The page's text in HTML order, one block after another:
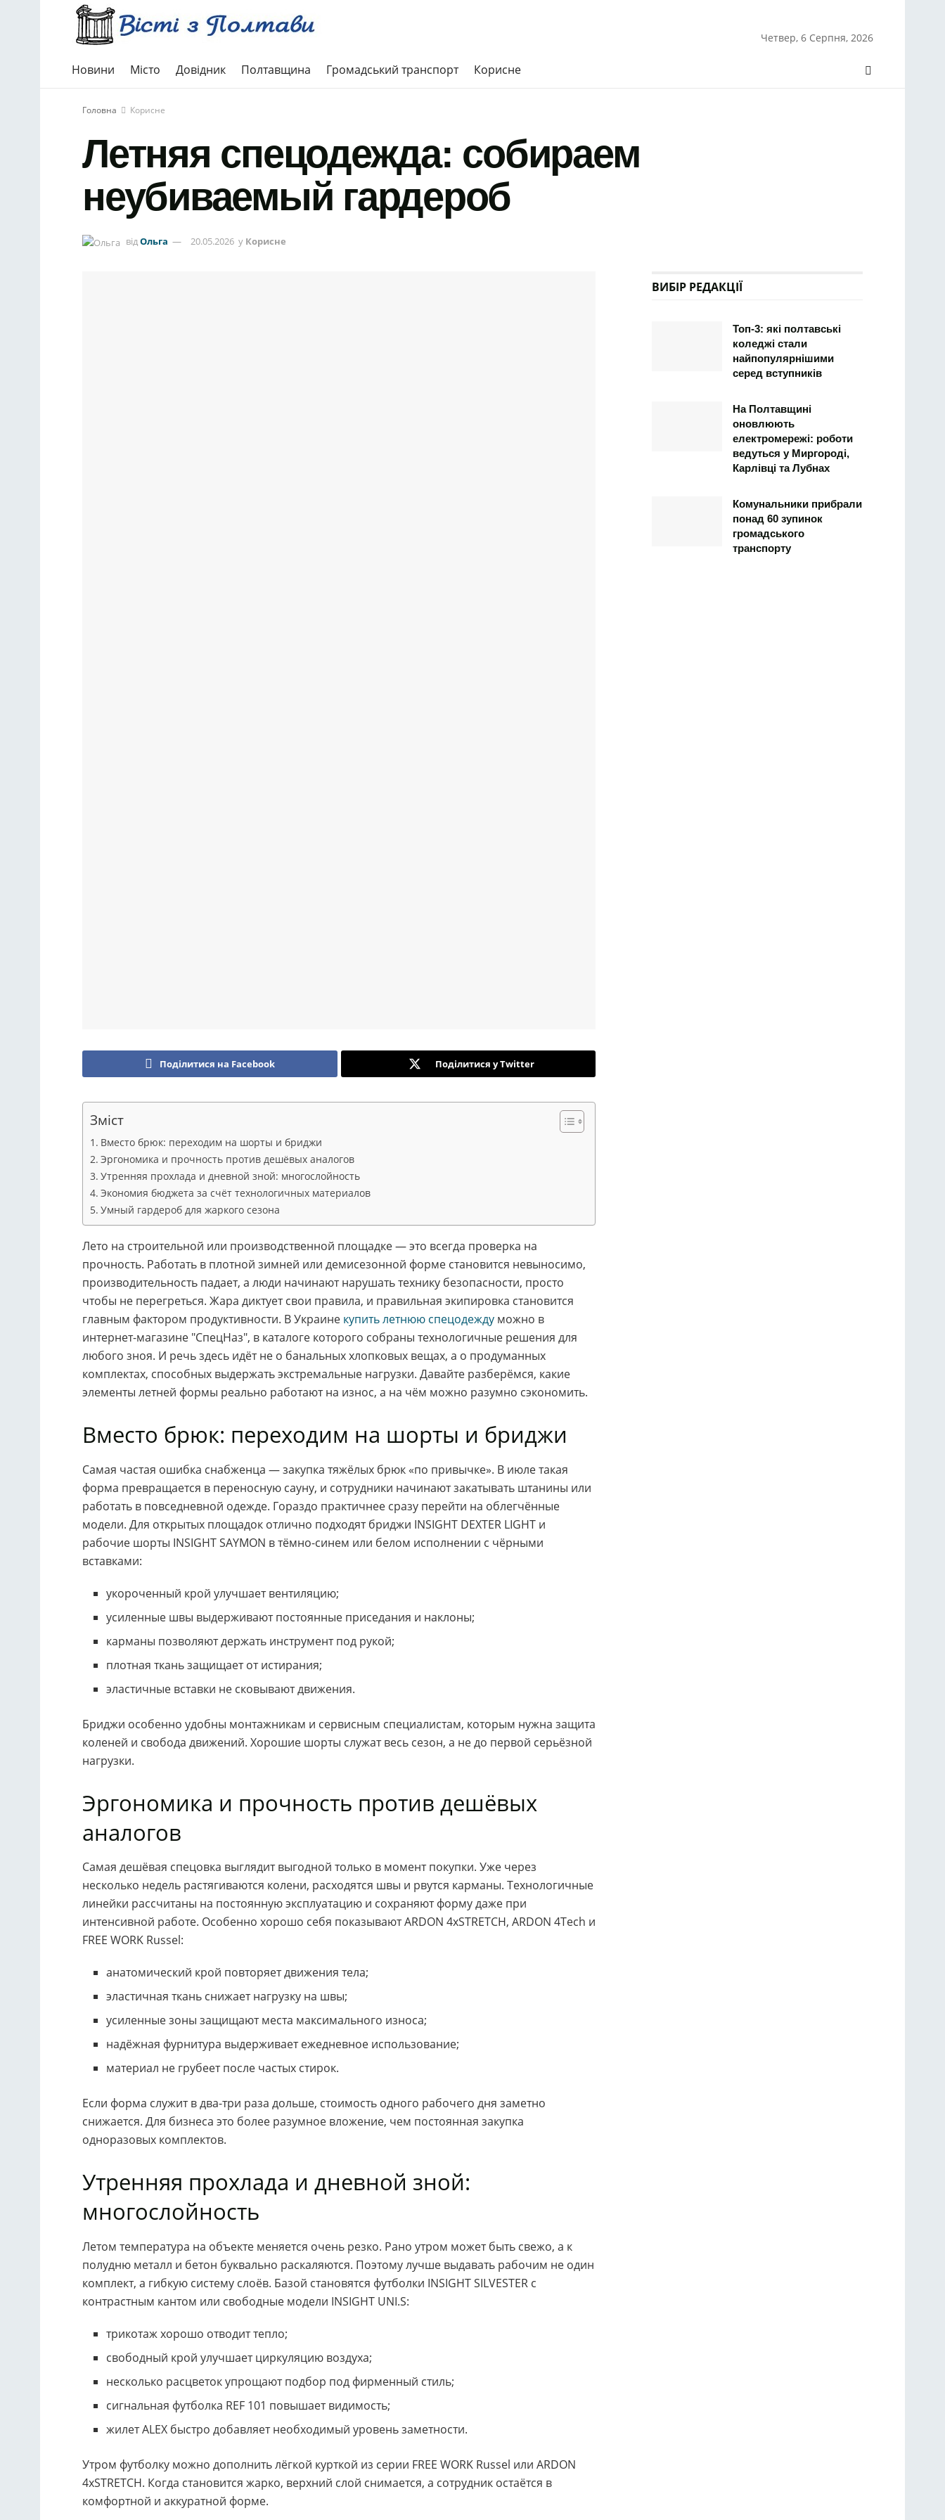
Четвер, 6 Серпня, 2026
Новини Місто Довідник Полтавщина Громадський транспорт Корисне
Головна Корисне
Летняя спецодежда: собираем
неубиваемый гардероб
відОльга 20.05.2026 у Корисне
Поділитися на Facebook Поділитися у Twitter
Зміст
Вместо брюк: переходим на шорты и бриджи
Эргономика и прочность против дешёвых аналогов
Утренняя прохлада и дневной зной: многослойность
Экономия бюджета за счёт технологичных материалов
Умный гардероб для жаркого сезона
Лето на строительной или производственной площадке — это всегда проверка на
прочность. Работать в плотной зимней или демисезонной форме становится невыносимо,
производительность падает, а люди начинают нарушать технику безопасности, просто
чтобы не перегреться. Жара диктует свои правила, и правильная экипировка становится
главным фактором продуктивности. В Украине купить летнюю спецодежду можно в
интернет-магазине "СпецНаз", в каталоге которого собраны технологичные решения для
любого зноя. И речь здесь идёт не о банальных хлопковых вещах, а о продуманных
комплектах, способных выдержать экстремальные нагрузки. Давайте разберёмся, какие
элементы летней формы реально работают на износ, а на чём можно разумно сэкономить.
Вместо брюк: переходим на шорты и бриджи
Самая частая ошибка снабженца — закупка тяжёлых брюк «по привычке». В июле такая
форма превращается в переносную сауну, и сотрудники начинают закатывать штанины или
работать в повседневной одежде. Гораздо практичнее сразу перейти на облегчённые
модели. Для открытых площадок отлично подходят бриджи INSIGHT DEXTER LIGHT и
рабочие шорты INSIGHT SAYMON в тёмно-синем или белом исполнении с чёрными
вставками:
укороченный крой улучшает вентиляцию;
усиленные швы выдерживают постоянные приседания и наклоны;
карманы позволяют держать инструмент под рукой;
плотная ткань защищает от истирания;
эластичные вставки не сковывают движения.
Бриджи особенно удобны монтажникам и сервисным специалистам, которым нужна защита
коленей и свобода движений. Хорошие шорты служат весь сезон, а не до первой серьёзной
нагрузки.
Эргономика и прочность против дешёвых
аналогов
Самая дешёвая спецовка выглядит выгодной только в момент покупки. Уже через
несколько недель растягиваются колени, расходятся швы и рвутся карманы. Технологичные
линейки рассчитаны на постоянную эксплуатацию и сохраняют форму даже при
интенсивной работе. Особенно хорошо себя показывают ARDON 4xSTRETCH, ARDON 4Tech и
FREE WORK Russel:
анатомический крой повторяет движения тела;
эластичная ткань снижает нагрузку на швы;
усиленные зоны защищают места максимального износа;
надёжная фурнитура выдерживает ежедневное использование;
материал не грубеет после частых стирок.
Если форма служит в два-три раза дольше, стоимость одного рабочего дня заметно
снижается. Для бизнеса это более разумное вложение, чем постоянная закупка
одноразовых комплектов.
Утренняя прохлада и дневной зной:
многослойность
Летом температура на объекте меняется очень резко. Рано утром может быть свежо, а к
полудню металл и бетон буквально раскаляются. Поэтому лучше выдавать рабочим не один
комплект, а гибкую систему слоёв. Базой становятся футболки INSIGHT SILVESTER с
контрастным кантом или свободные модели INSIGHT UNI.S:
трикотаж хорошо отводит тепло;
свободный крой улучшает циркуляцию воздуха;
несколько расцветок упрощают подбор под фирменный стиль;
сигнальная футболка REF 101 повышает видимость;
жилет ALEX быстро добавляет необходимый уровень заметности.
Утром футболку можно дополнить лёгкой курткой из серии FREE WORK Russel или ARDON
4xSTRETCH. Когда становится жарко, верхний слой снимается, а сотрудник остаётся в
комфортной и аккуратной форме.
ВИБІР РЕДАКЦІЇ
Топ-3: які полтавські
коледжі стали
найпопулярнішими
серед вступників
На Полтавщині
оновлюють
електромережі: роботи
ведуться у Миргороді,
Карлівці та Лубнах
Комунальники прибрали
понад 60 зупинок
громадського
транспорту